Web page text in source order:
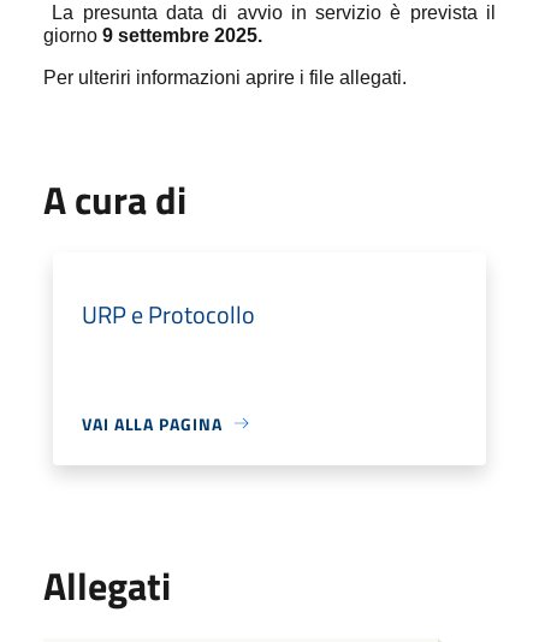
La presunta data di avvio in servizio è prevista il
giorno 9 settembre 2025.
Per ulteriri informazioni aprire i file allegati.
A cura di
URP e Protocollo
VAI ALLA PAGINA
Allegati